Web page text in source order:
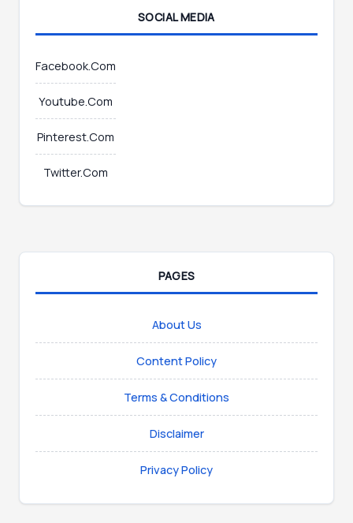
SOCIAL MEDIA
Facebook.Com
Youtube.Com
Pinterest.Com
Twitter.Com
PAGES
About Us
Content Policy
Terms & Conditions
Disclaimer
Privacy Policy